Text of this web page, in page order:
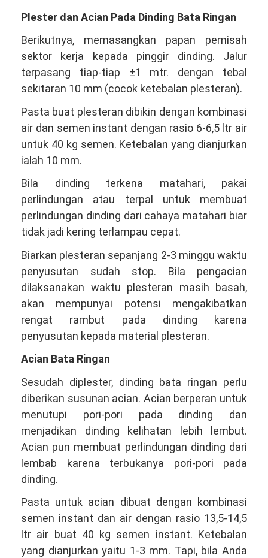
Plester dan Acian Pada Dinding Bata Ringan
Berikutnya, memasangkan papan pemisah
sektor kerja kepada pinggir dinding. Jalur
terpasang tiap-tiap ±1 mtr. dengan tebal
sekitaran 10 mm (cocok ketebalan plesteran).
Pasta buat plesteran dibikin dengan kombinasi
air dan semen instant dengan rasio 6-6,5 ltr air
untuk 40 kg semen. Ketebalan yang dianjurkan
ialah 10 mm.
Bila dinding terkena matahari, pakai
perlindungan atau terpal untuk membuat
perlindungan dinding dari cahaya matahari biar
tidak jadi kering terlampau cepat.
Biarkan plesteran sepanjang 2-3 minggu waktu
penyusutan sudah stop. Bila pengacian
dilaksanakan waktu plesteran masih basah,
akan mempunyai potensi mengakibatkan
rengat rambut pada dinding karena
penyusutan kepada material plesteran.
Acian Bata Ringan
Sesudah diplester, dinding bata ringan perlu
diberikan susunan acian. Acian berperan untuk
menutupi pori-pori pada dinding dan
menjadikan dinding kelihatan lebih lembut.
Acian pun membuat perlindungan dinding dari
lembab karena terbukanya pori-pori pada
dinding.
Pasta untuk acian dibuat dengan kombinasi
semen instant dan air dengan rasio 13,5-14,5
ltr air buat 40 kg semen instant. Ketebalan
yang dianjurkan yaitu 1-3 mm. Tapi, bila Anda